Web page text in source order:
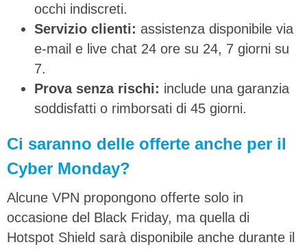
occhi indiscreti.
Servizio clienti: assistenza disponibile via
e-mail e live chat 24 ore su 24, 7 giorni su
7.
Prova senza rischi: include una garanzia
soddisfatti o rimborsati di 45 giorni.
Ci saranno delle offerte anche per il
Cyber Monday?
Alcune VPN propongono offerte solo in
occasione del Black Friday, ma quella di
Hotspot Shield sarà disponibile anche durante il